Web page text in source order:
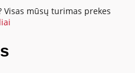
mūsų turimas prekes